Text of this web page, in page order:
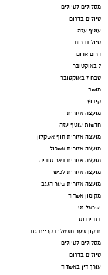
מסלולים לטיולים
טיולים בדרום
עוטף עזה
טיול בדרום
דרום אדום
7 באוקטובר
טבח 7 באוקטובר
מושב
קיבוץ
מועצה אזורית
חדשות עוטף עזה
מועצה אזורית חוף אשקלון
מועצה אזורית אשכול
מועצה אזורית באר טוביה
מועצה אזורית לכיש
מועצה אזורית שער הנגב
מקומון אשדוד
ישראל נט
בת ים נט
תיקון שער חשמלי בקריית גת
מסלולים לטיולים
טיולים בדרום
עורך דין באשדוד